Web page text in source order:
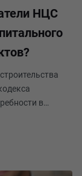
НЦС
в